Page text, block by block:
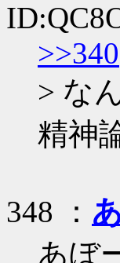
>>340
> な
精神
348 ：
あぼ